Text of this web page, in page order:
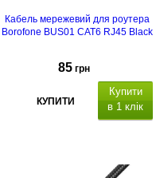
Кабель мережевий для роутера
Borofone BUS01 CAT6 RJ45 Black
85 грн
КУПИТИ
Купити
в 1 клік